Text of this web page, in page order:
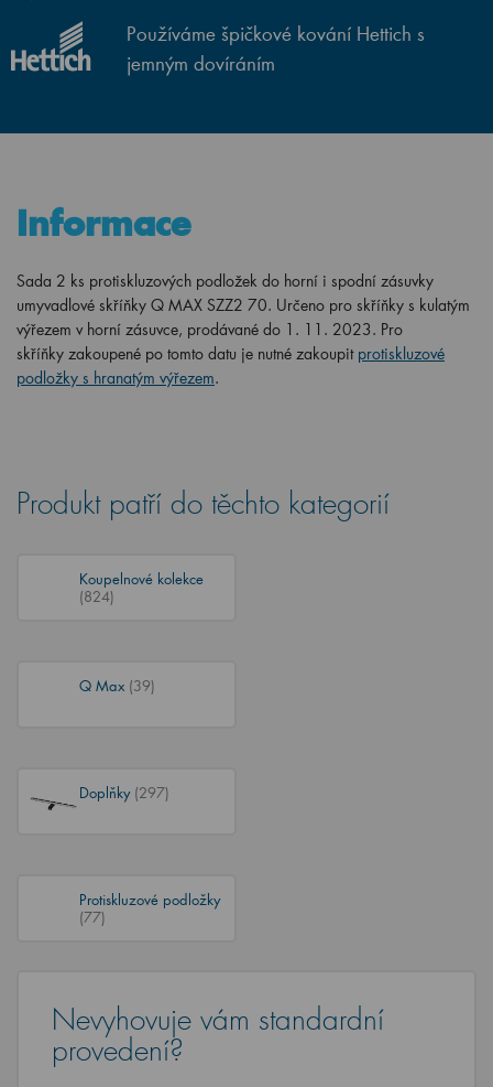
Používáme špičkové kování Hettich s
jemným dovíráním
Informace
Sada 2 ks protiskluzových podložek do horní i spodní zásuvky
umyvadlové skříňky Q MAX SZZ2 70. Určeno pro skříňky s kulatým
výřezem v horní zásuvce, prodávané do 1. 11. 2023. Pro
skříňky zakoupené po tomto datu je nutné zakoupit protiskluzové
podložky s hranatým výřezem.
Produkt patří do těchto kategorií
Koupelnové kolekce
(824)
Q Max (39)
Doplňky (297)
Protiskluzové podložky
(77)
Nevyhovuje vám standardní
provedení?